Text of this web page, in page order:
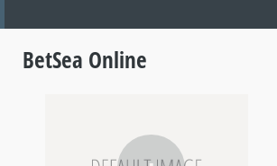
BetSea Online